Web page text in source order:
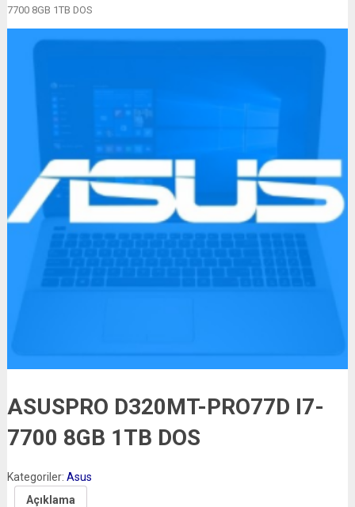
7700 8GB 1TB DOS
ASUSPRO D320MT-PRO77D I7-
7700 8GB 1TB DOS
Kategoriler: Asus
Açıklama